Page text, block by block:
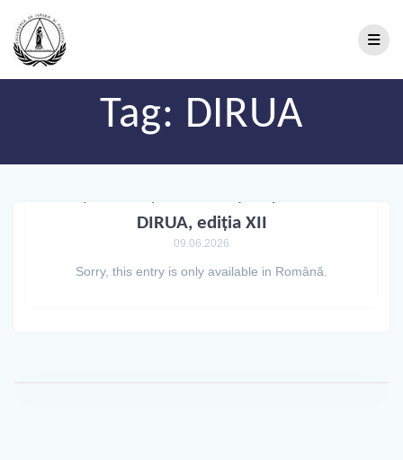
Tag: DIRUA
DIRUA, ediția XII
09.06.2026
Sorry, this entry is only available in Română.